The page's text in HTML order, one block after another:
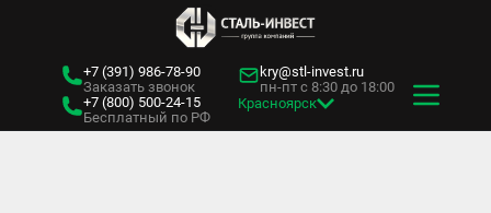
+7 (391) 986-78-90
Заказать звонок
+7 (800) 500-24-15
Бесплатный по РФ
kry@stl-invest.ru
пн-пт с 8:30 до 18:00
Красноярск